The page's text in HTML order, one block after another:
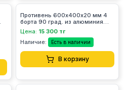
Противень 600х400х20 мм 4
борта 90 град. из алюминия
толщ.1 мм
Цена: 15 300 тг
Наличие:
Есть в наличии
В корзину